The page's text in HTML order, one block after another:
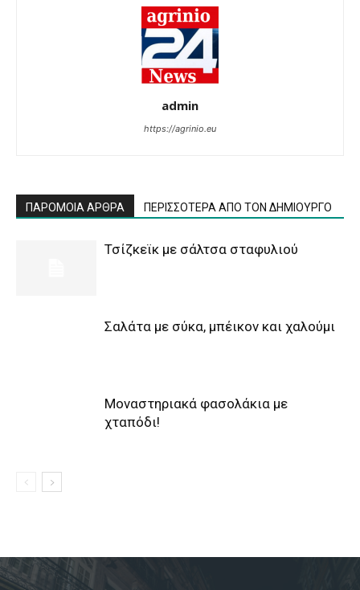
admin
https://agrinio.eu
ΠΑΡΟΜΟΙΑ ΑΡΘΡΑ ΠΕΡΙΣΣΟΤΕΡΑ ΑΠΟ ΤΟΝ ΔΗΜΙΟΥΡΓΟ
Τσίζκεϊκ με σάλτσα σταφυλιού
Σαλάτα με σύκα, μπέικον και χαλούμι
Μοναστηριακά φασολάκια με
χταπόδι!